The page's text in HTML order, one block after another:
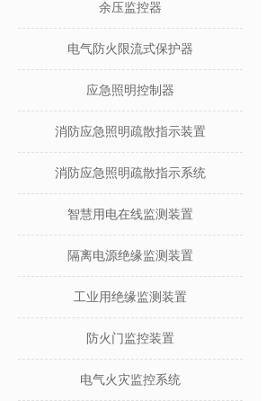
余压监控器
电气防火限流式保护器
应急照明控制器
消防应急照明疏散指示装置
消防应急照明疏散指示系统
智慧用电在线监测装置
隔离电源绝缘监测装置
工业用绝缘监测装置
防火门监控装置
电气火灾监控系统